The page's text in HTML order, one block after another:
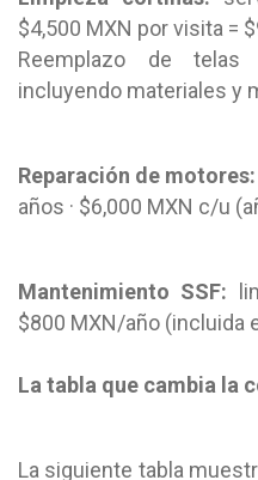
$4,500 MXN por visita =
Reemplazo de
incluyendo materiales y
Reparación de motores:
años · $6,000 MXN c/u
Mantenimiento SSF:
$800 MXN/año (incluida
La tabla que cambia la
La siguiente tabla